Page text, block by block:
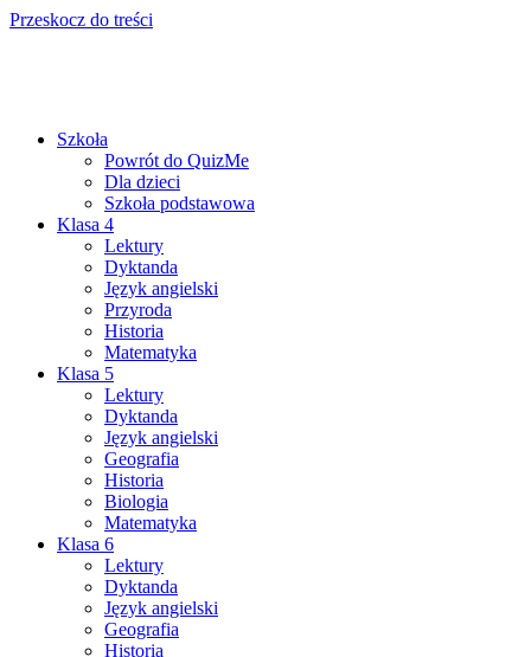
Przeskocz do treści
Szkoła
Powrót do QuizMe
Dla dzieci
Szkoła podstawowa
Klasa 4
Lektury
Dyktanda
Język angielski
Przyroda
Historia
Matematyka
Klasa 5
Lektury
Dyktanda
Język angielski
Geografia
Historia
Biologia
Matematyka
Klasa 6
Lektury
Dyktanda
Język angielski
Geografia
Historia